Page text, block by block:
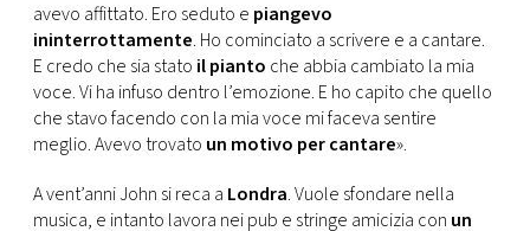
avevo affittato. Ero seduto e piangevo
ininterrottamente. Ho cominciato a scrivere e a cantare.
E credo che sia stato il pianto che abbia cambiato la mia
voce. Vi ha infuso dentro l’emozione. E ho capito che quello
che stavo facendo con la mia voce mi faceva sentire
meglio. Avevo trovato un motivo per cantare».
A vent’anni John si reca a Londra. Vuole sfondare nella
musica, e intanto lavora nei pub e stringe amicizia con un